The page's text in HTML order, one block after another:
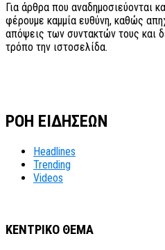
Για άρθρα που αναδημοσιεύονται
φέρουμε καμμία ευθύνη, καθώς
απόψεις των συντακτών τους και
τρόπο την ιστοσελίδα.
ΡΟΗ ΕΙΔΗΣΕΩΝ
Headlines
Trending
Videos
ΚΕΝΤΡΙΚΟ ΘΕΜΑ